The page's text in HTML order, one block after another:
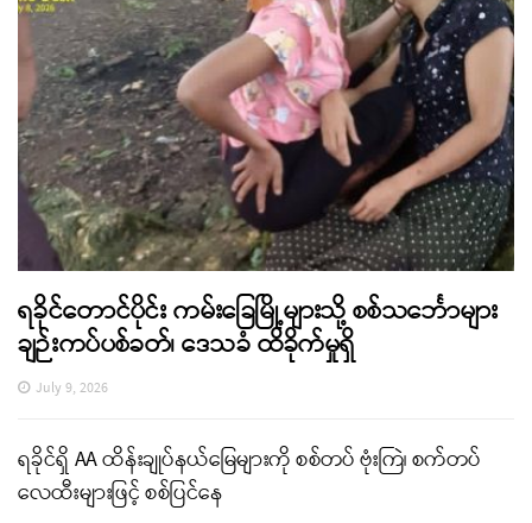
ရခိုင်တောင်ပိုင်း ကမ်းခြေမြို့များသို့ စစ်သင်္ဘောများ
ချဉ်းကပ်ပစ်ခတ်၊ ဒေသခံ ထိခိုက်မှုရှိ
July 9, 2026
ရခိုင်ရှိ AA ထိန်းချုပ်နယ်မြေများကို စစ်တပ် ဗုံးကြဲ၊ စက်တပ်
လေထီးများဖြင့် စစ်ပြင်နေ